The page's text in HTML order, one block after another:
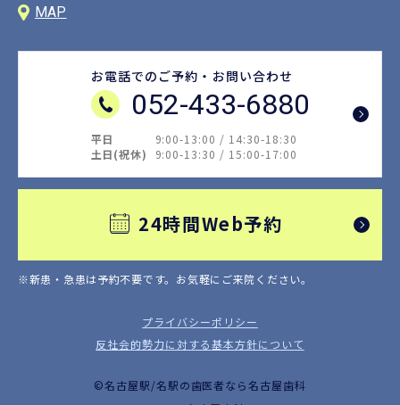
MAP
お電話でのご予約・お問い合わせ
052-433-6880
平日
9:00-13:00 / 14:30-18:30
土日(祝休)
9:00-13:30 / 15:00-17:00
24時間Web予約
※新患・急患は予約不要です。 お気軽にご来院ください。
プライバシーポリシー
反社会的勢力に対する基本方針について
©名古屋駅/名駅の歯医者なら名古屋歯科